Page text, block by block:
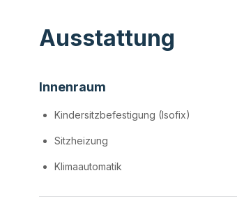
Ausstattung
Innenraum
Kindersitzbefestigung (Isofix)
Sitzheizung
Klimaautomatik